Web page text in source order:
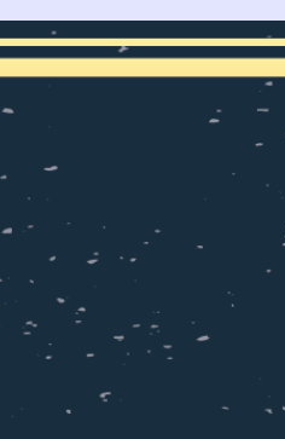
LA JUSTICIA ESPECIAL
PARA LA PAZ (JEP)